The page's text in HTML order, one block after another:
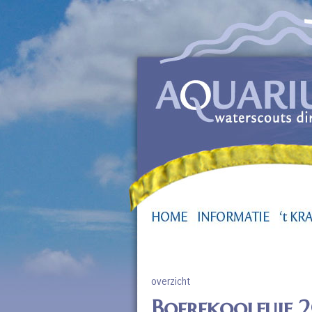
overzicht